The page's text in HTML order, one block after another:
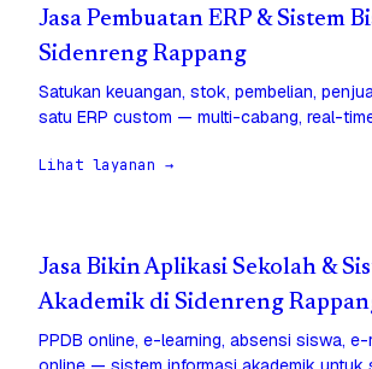
Jasa Pembuatan ERP & Sistem
Sidenreng Rappang
Satukan keuangan, stok, pembelian,
satu ERP custom — multi-cabang, real-
Lihat layanan →
Jasa Bikin Aplikasi Sekolah &
Akademik di Sidenreng
PPDB online, e-learning, absensi siswa, e-